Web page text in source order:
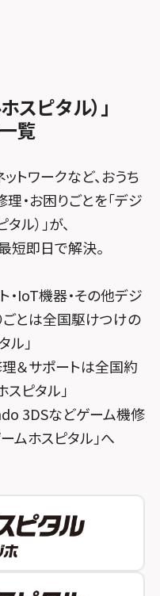
五香
木
町
ーク
ール布施
路キャスパ
スピタル）」
覧
ットワークなど、おうち
・お困りごとを「デジ
ル）」が、
短即日で解決。
・IoT機器・その他デジ
とは全国駆けつけの
ル」
理＆サポートは全国約
スピタル」
3DSなどゲーム機修
ムホスピタル」へ